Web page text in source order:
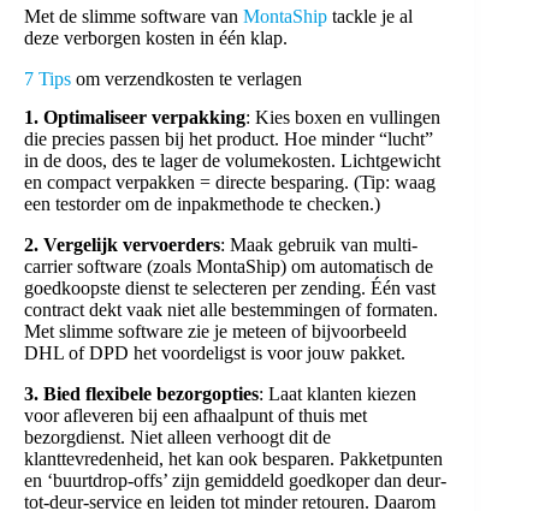
Met de slimme software van MontaShip tackle je al
deze verborgen kosten in één klap.
7 Tips om verzendkosten te verlagen
1. Optimaliseer verpakking: Kies boxen en vullingen
die precies passen bij het product. Hoe minder “lucht”
in de doos, des te lager de volumekosten. Lichtgewicht
en compact verpakken = directe besparing. (Tip: waag
een testorder om de inpakmethode te checken.)
2. Vergelijk vervoerders: Maak gebruik van multi-
carrier software (zoals MontaShip) om automatisch de
goedkoopste dienst te selecteren per zending. Één vast
contract dekt vaak niet alle bestemmingen of formaten.
Met slimme software zie je meteen of bijvoorbeeld
DHL of DPD het voordeligst is voor jouw pakket.
3. Bied flexibele bezorgopties: Laat klanten kiezen
voor afleveren bij een afhaalpunt of thuis met
bezorgdienst. Niet alleen verhoogt dit de
klanttevredenheid, het kan ook besparen. Pakketpunten
en ‘buurtdrop-offs’ zijn gemiddeld goedkoper dan deur-
tot-deur-service en leiden tot minder retouren. Daarom